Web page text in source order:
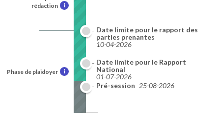
rédaction
i
Phase de plaidoyer i
Date limite pour le rapport des
parties prenantes
10-04-2026
Date limite pour le Rapport
National
01-07-2026
Pré-session 25-08-2026